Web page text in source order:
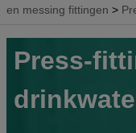
en messing fittingen
Press-